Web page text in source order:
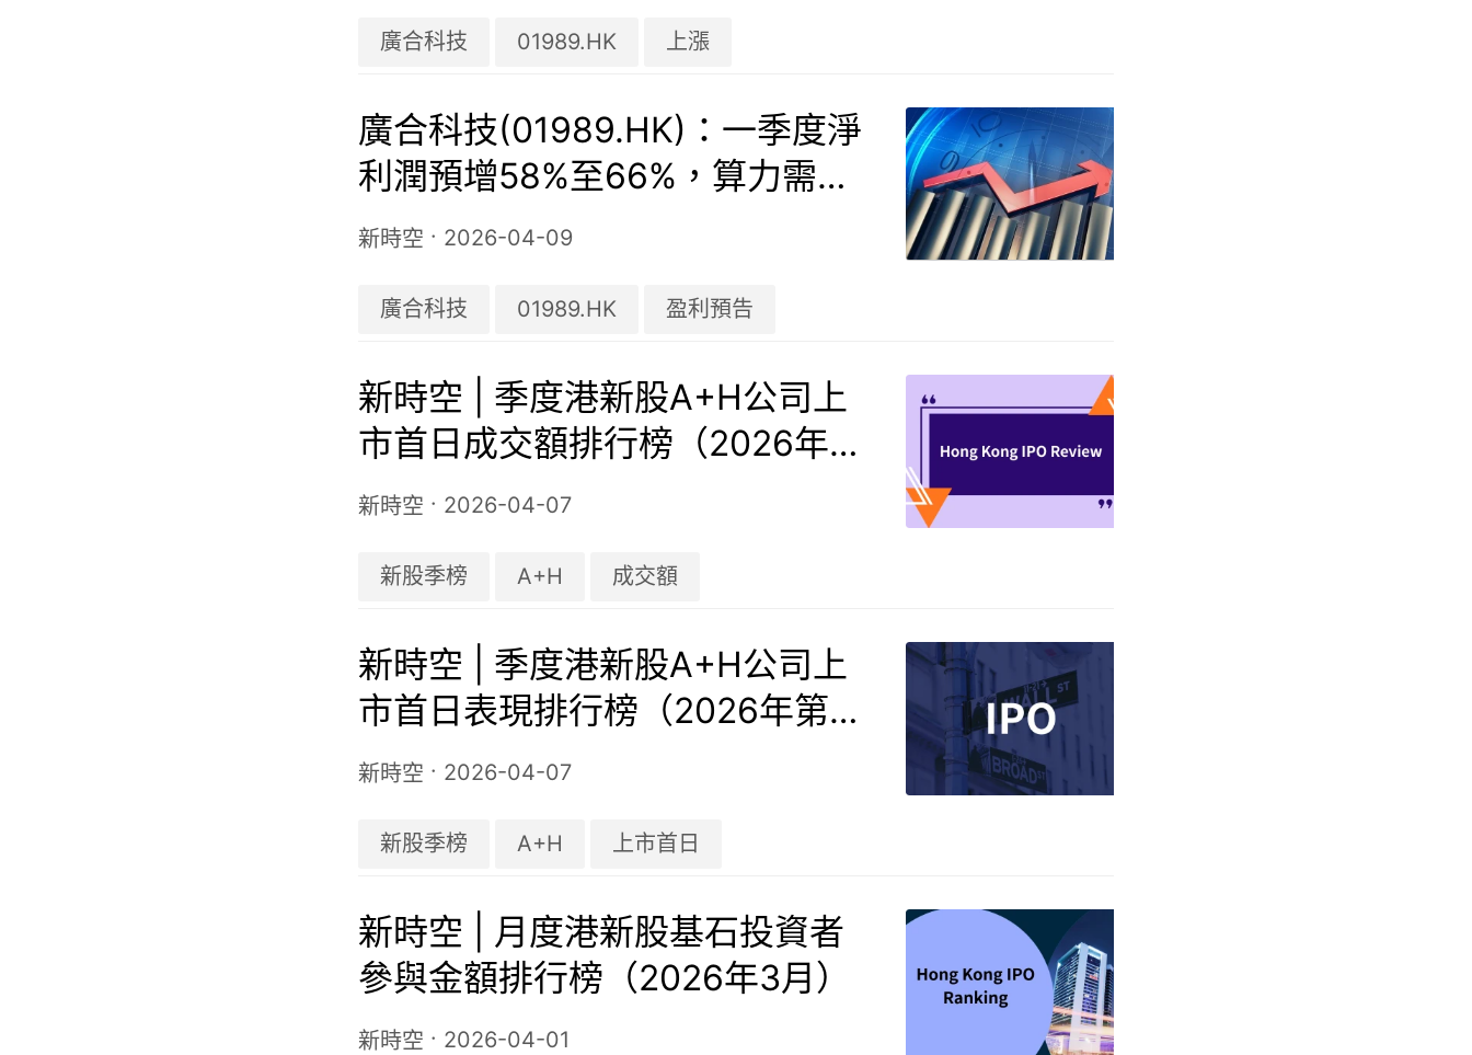
廣合科技 01989.HK 上漲
廣合科技(01989.HK)：一季度淨
利潤預增58%至66%，算力需求
驅動增長
新時空 · 2026-04-09
廣合科技 01989.HK 盈利預告
新時空 | 季度港新股A+H公司上
市首日成交額排行榜（2026年第
一季度）
新時空 · 2026-04-07
新股季榜 A+H 成交額
新時空 | 季度港新股A+H公司上
市首日表現排行榜（2026年第一
季度）
新時空 · 2026-04-07
新股季榜 A+H 上市首日
新時空 | 月度港新股基石投資者
參與金額排行榜（2026年3月）
新時空 · 2026-04-01